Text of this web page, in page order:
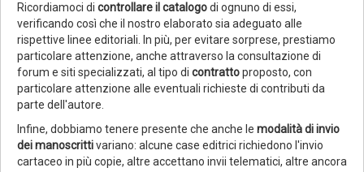
Ricordiamoci di controllare il catalogodi ognuno di essi,
verificando così che il nostro elaborato sia adeguato alle
rispettive linee editoriali. In più, per evitare sorprese, prestiamo
particolare attenzione, anche attraverso la consultazione di
forum e siti specializzati, al tipo di contrattoproposto, con
particolare attenzione alle eventuali richieste di contributi da
parte dell'autore.
Infine, dobbiamo tenere presente che anche le modalità di invio
dei manoscrittivariano: alcune case editrici richiedono l'invio
cartaceo in più copie, altre accettano invii telematici, altre ancora